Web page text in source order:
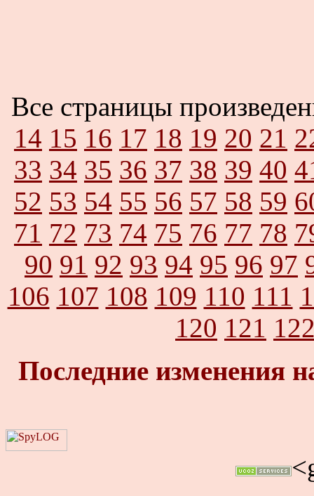
Все страницы
14 15 16 17 18 19 20 21
33 34 35 36 37 38 39 40
52 53 54 55 56 57 58 59
71 72 73 74 75 76 77 78
90 91 92 93 94 95 96 97
106 107 108 109 110 111
120 121
Последние изменения
<